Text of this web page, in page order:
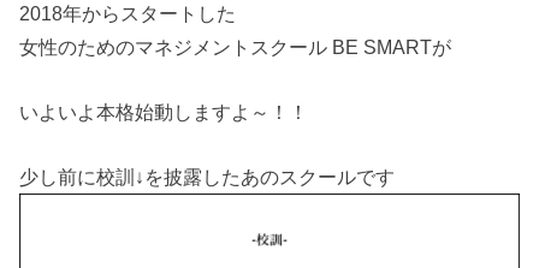
2018年からスタートした
女性のためのマネジメントスクール BE SMARTが
いよいよ本格始動しますよ～！！
少し前に校訓↓を披露したあのスクールです